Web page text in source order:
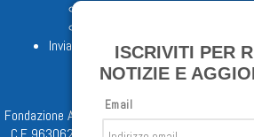
Invia proposta editoriale
Fondazione Apostolicam Actuositatem ETS
ISCRIVITI PER
NOTIZIE E
Email